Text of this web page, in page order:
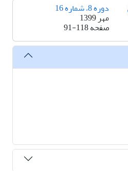
دوره 8، شماره 16
مهر 1399
صفحه91-118